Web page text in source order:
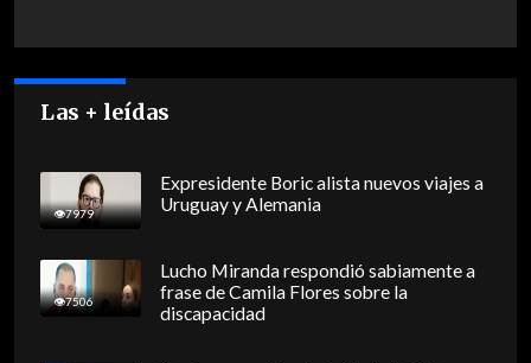
Las + leídas
7979
Expresidente Boric alista nuevos viajes a
Uruguay y Alemania
7506
Lucho Miranda respondió sabiamente a
frase de Camila Flores sobre la
discapacidad